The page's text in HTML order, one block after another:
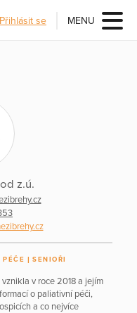
Přihlásit se MENU
z.ú.
SENIOŘI
v roce 2018 a jejím
o paliativní péči,
a co nejvíce